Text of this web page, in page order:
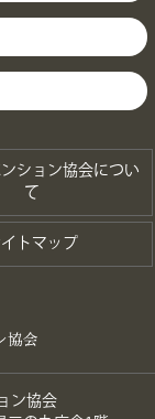
ション協会につい
て
トマップ
ン協会